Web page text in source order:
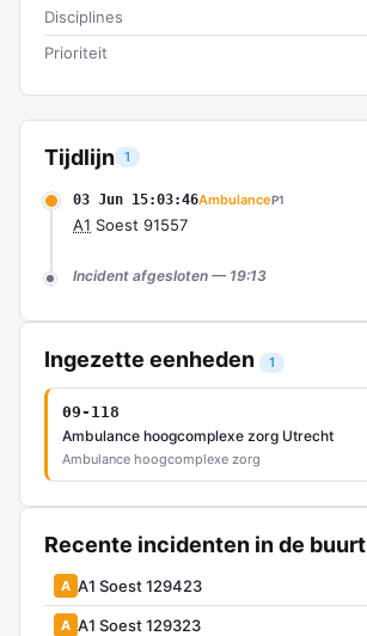
Tijdlijn 1
03 Jun 15:03:46AmbulanceP1
A1 Soest 91557
Incident afgesloten — 19:13
Ingezette eenheden 1
09-118
Ambulance hoogcomplexe zorg Utrecht
Ambulance hoogcomplexe zorg
Recente incidenten in de buurt
A A1 Soest 129423
A A1 Soest 129323
Disciplines
Prioriteit